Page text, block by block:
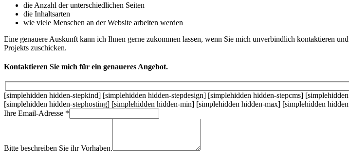
die Anzahl der unterschiedlichen Seiten
die Inhaltsarten
wie viele Menschen an der Website arbeiten werden
Eine genauere Auskunft kann ich Ihnen gerne zukommen lassen, wenn Sie mich unverbindlich kontaktieren
Projekts zuschicken.
Kontaktieren Sie mich für ein genaueres Angebot.
[simplehidden hidden-stepkind] [simplehidden hidden-stepdesign] [simplehidden hidden-stepcms]
[simplehidden hidden-stephosting] [simplehidden hidden-min] [simplehidden hidden-max] [simplehidden
Ihre Email-Adresse *
Bitte beschreiben Sie ihr Vorhaben.